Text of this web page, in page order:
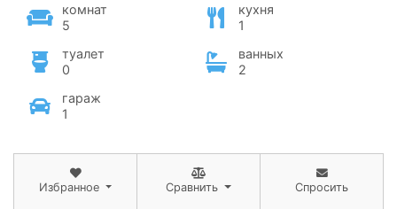
комнат
5
кухня
1
туалет
0
ванных
2
гараж
1
Избранное Сравнить Спросить